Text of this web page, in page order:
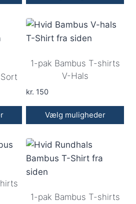
vare
har
varianter.
Mulighederne
kan
vælges
1-pak Bambus T-shirts
V-Hals
kr. 150
Vælg muligheder
vare
har
flere
Mulighederne
1-pak Bambus T-shirts